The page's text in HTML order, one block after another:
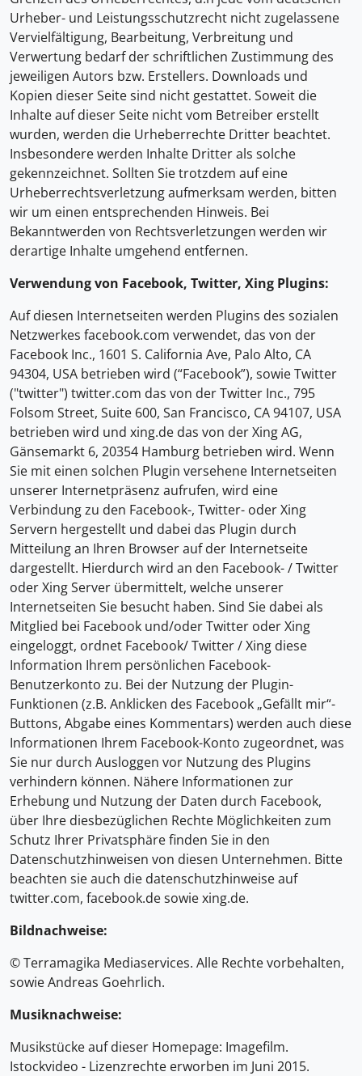
Urheber- und Leistungsschutzrecht nicht zugelassene
Vervielfältigung, Bearbeitung, Verbreitung und
Verwertung bedarf der schriftlichen Zustimmung des
jeweiligen Autors bzw. Erstellers. Downloads und
Kopien dieser Seite sind nicht gestattet. Soweit die
Inhalte auf dieser Seite nicht vom Betreiber erstellt
wurden, werden die Urheberrechte Dritter beachtet.
Insbesondere werden Inhalte Dritter als solche
gekennzeichnet. Sollten Sie trotzdem auf eine
Urheberrechtsverletzung aufmerksam werden, bitten
wir um einen entsprechenden Hinweis. Bei
Bekanntwerden von Rechtsverletzungen werden wir
derartige Inhalte umgehend entfernen.
Verwendung von Facebook, Twitter, Xing Plugins:
Auf diesen Internetseiten werden Plugins des sozialen
Netzwerkes facebook.com verwendet, das von der
Facebook Inc., 1601 S. California Ave, Palo Alto, CA
94304, USA betrieben wird (“Facebook”), sowie Twitter
("twitter") twitter.com das von der Twitter Inc., 795
Folsom Street, Suite 600, San Francisco, CA 94107, USA
betrieben wird und xing.de das von der Xing AG,
Gänsemarkt 6, 20354 Hamburg betrieben wird. Wenn
Sie mit einen solchen Plugin versehene Internetseiten
unserer Internetpräsenz aufrufen, wird eine
Verbindung zu den Facebook-, Twitter- oder Xing
Servern hergestellt und dabei das Plugin durch
Mitteilung an Ihren Browser auf der Internetseite
dargestellt. Hierdurch wird an den Facebook- / Twitter
oder Xing Server übermittelt, welche unserer
Internetseiten Sie besucht haben. Sind Sie dabei als
Mitglied bei Facebook und/oder Twitter oder Xing
eingeloggt, ordnet Facebook/ Twitter / Xing diese
Information Ihrem persönlichen Facebook-
Benutzerkonto zu. Bei der Nutzung der Plugin-
Funktionen (z.B. Anklicken des Facebook „Gefällt mir“-
Buttons, Abgabe eines Kommentars) werden auch diese
Informationen Ihrem Facebook-Konto zugeordnet, was
Sie nur durch Ausloggen vor Nutzung des Plugins
verhindern können. Nähere Informationen zur
Erhebung und Nutzung der Daten durch Facebook,
über Ihre diesbezüglichen Rechte Möglichkeiten zum
Schutz Ihrer Privatsphäre finden Sie in den
Datenschutzhinweisen von diesen Unternehmen. Bitte
beachten sie auch die datenschutzhinweise auf
twitter.com, facebook.de sowie xing.de.
Bildnachweise:
© Terramagika Mediaservices. Alle Rechte vorbehalten,
sowie Andreas Goehrlich.
Musiknachweise:
Musikstücke auf dieser Homepage: Imagefilm.
Istockvideo - Lizenzrechte erworben im Juni 2015.